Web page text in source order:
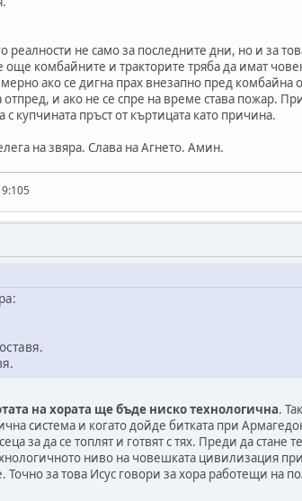
не само за последните дни, но и за
комбайните и тракторите тряба да имат
ако се дигна прах внезапно пред комбайна
и ако не се спре на време става пожар.
купчината пръст от къртицата като причина.
на звяра. Слава на Агнето. Амин.
на хората ще бъде ниско технологична.
система и когато дойде битката при
за да се топлят и готвят с тях. Преди да стане
ниво на човешката цивилизация
за това Исус говори за хора работещи на